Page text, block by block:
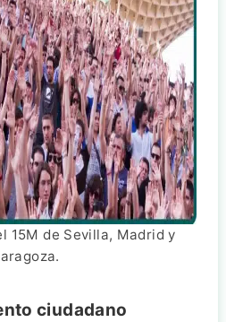
15M de Sevilla, Madrid y
ciudadano